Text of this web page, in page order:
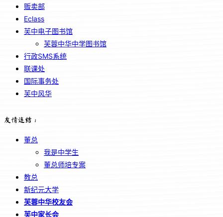
贩卖部
Eclass
芙中电子图书馆
芙蓉中华中学图书馆
行政SMS系统
联课处
国际事务处
芙中风华
友情连结：
董总
我是中学生
董总师培专案
教总
新纪元大学
芙蓉中华校友会
芙中家长会